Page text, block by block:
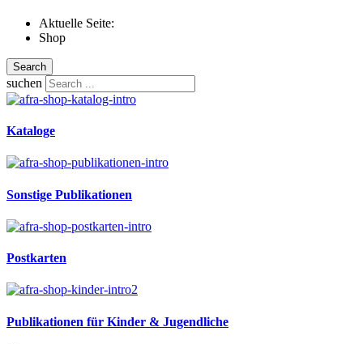
Aktuelle Seite:
Shop
Search
suchen
Kataloge
Sonstige Publikationen
Postkarten
Publikationen für Kinder & Jugendliche